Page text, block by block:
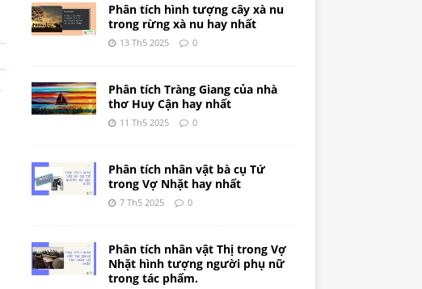
Phân tích hình tượng cây xà nu
trong rừng xà nu hay nhất
13 Th5 2025 0
Phân tích Tràng Giang của nhà
thơ Huy Cận hay nhất
11 Th5 2025 0
Phân tích nhân vật bà cụ Tứ
trong Vợ Nhặt hay nhất
7 Th5 2025 0
Phân tích nhân vật Thị trong Vợ
Nhặt hình tượng người phụ nữ
trong tác phẩm.